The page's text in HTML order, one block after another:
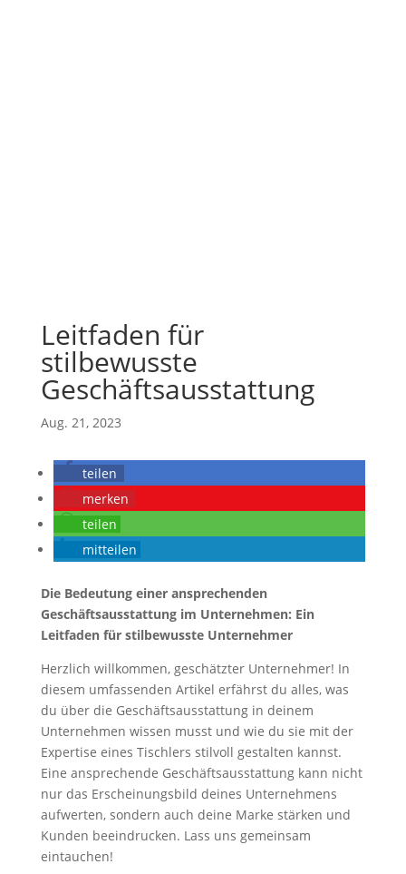
Leitfaden für
stilbewusste
Geschäftsausstattung
Aug. 21, 2023
teilen
merken
teilen
mitteilen
Die Bedeutung einer ansprechenden
Geschäftsausstattung im Unternehmen: Ein
Leitfaden für stilbewusste Unternehmer
Herzlich willkommen, geschätzter Unternehmer! In
diesem umfassenden Artikel erfährst du alles, was
du über die Geschäftsausstattung in deinem
Unternehmen wissen musst und wie du sie mit der
Expertise eines Tischlers stilvoll gestalten kannst.
Eine ansprechende Geschäftsausstattung kann nicht
nur das Erscheinungsbild deines Unternehmens
aufwerten, sondern auch deine Marke stärken und
Kunden beeindrucken. Lass uns gemeinsam
eintauchen!